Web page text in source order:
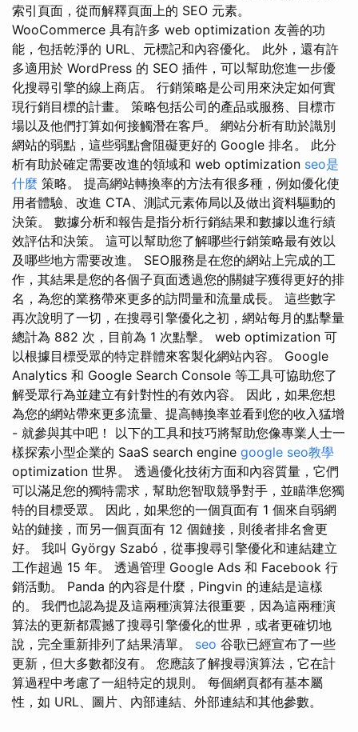
索引頁面，從而解釋頁面上的 SEO 元素。
WooCommerce 具有許多 web optimization 友善的功
能，包括乾淨的 URL、元標記和內容優化。 此外，還有許
多適用於 WordPress 的 SEO 插件，可以幫助您進一步優
化搜尋引擎的線上商店。 行銷策略是公司用來決定如何實
現行銷目標的計畫。 策略包括公司的產品或服務、目標市
場以及他們打算如何接觸潛在客戶。 網站分析有助於識別
網站的弱點，這些弱點會阻礙更好的 Google 排名。 此分
析有助於確定需要改進的領域和 web optimization seo是
什麼 策略。 提高網站轉換率的方法有很多種，例如優化使
用者體驗、改進 CTA、測試元素佈局以及做出資料驅動的
決策。 數據分析和報告是指分析行銷結果和數據以進行績
效評估和決策。 這可以幫助您了解哪些行銷策略最有效以
及哪些地方需要改進。 SEO服務是在您的網站上完成的工
作，其結果是您的各個子頁面透過您的關鍵字獲得更好的排
名，為您的業務帶來更多的訪問量和流量成長。 這些數字
再次說明了一切，在搜尋引擎優化之初，網站每月的點擊量
總計為 882 次，目前為 1 次點擊。 web optimization 可
以根據目標受眾的特定群體來客製化網站內容。 Google
Analytics 和 Google Search Console 等工具可協助您了
解受眾行為並建立有針對性的有效內容。 因此，如果您想
為您的網站帶來更多流量、提高轉換率並看到您的收入猛增
- 就參與其中吧！ 以下的工具和技巧將幫助您像專業人士一
樣探索小型企業的 SaaS search engine google seo教學
optimization 世界。 透過優化技術方面和內容質量，它們
可以滿足您的獨特需求，幫助您智取競爭對手，並瞄準您獨
特的目標受眾。 因此，如果您的一個頁面有 1 個來自弱網
站的鏈接，而另一個頁面有 12 個鏈接，則後者排名會更
好。 我叫 György Szabó，從事搜尋引擎優化和連結建立
工作超過 15 年。 透過管理 Google Ads 和 Facebook 行
銷活動。 Panda 的內容是什麼，Pingvin 的連結是這樣
的。 我們也認為提及這兩種演算法很重要，因為這兩種演
算法的更新都震撼了搜尋引擎優化的世界，或者更確切地
說，完全重新排列了結果清單。 seo 谷歌已經宣布了一些
更新，但大多數都沒有。 您應該了解搜尋演算法，它在計
算過程中考慮了一組特定的規則。 每個網頁都有基本屬
性，如 URL、圖片、內部連結、外部連結和其他參數。